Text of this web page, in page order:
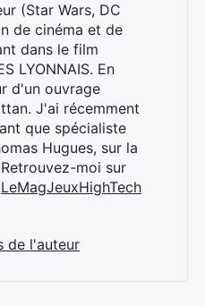
(Star Wars, DC
de cinéma et de
dans le film
LYONNAIS. En
d'un ouvrage
J'ai récemment
que spécialiste
Hugues, sur la
moi sur
LeMagJeuxHighTech
de l'auteur